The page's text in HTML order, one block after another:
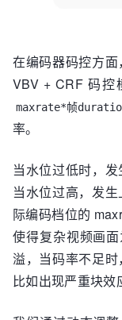
在编码器码控方
VBV + CRF 码
maxrate*帧
率。
当水位过低时，
当水位过高，发
际编码档位的
使得复杂视频画
溢，当码率不足时
比如出现严重块效